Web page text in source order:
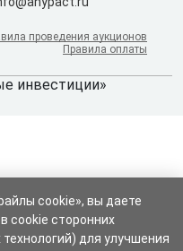
проведения аукционов
Правила оплаты
инвестиции»
cookie», вы даете
cookie сторонних
для улучшения